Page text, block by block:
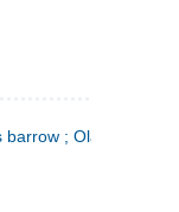
barrow ; Olaf Liljekrans